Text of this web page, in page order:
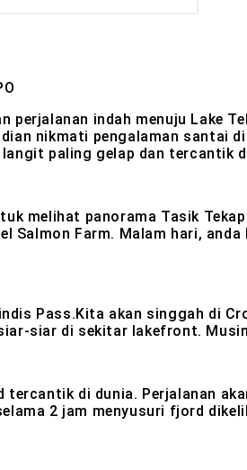
indah menuju Lake
nikmati pengalaman
paling gelap dan tercantik
melihat panorama Tasik
Salmon Farm. Malam hari,
Pass.Kita akan singgah di
siar di sekitar lakefront.
di dunia. Perjalanan
2 jam menyusuri fjord